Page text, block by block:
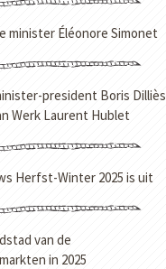
minister Éléonore Simonet
president Boris Dilliès
Werk Laurent Hublet
Herfst-Winter 2025 is uit
van de
in 2025